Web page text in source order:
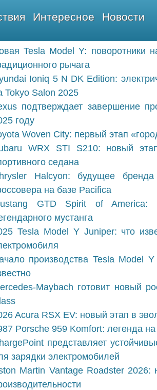
Интересное Новости
Tesla Model Y: поворотники
рычага
Ioniq 5 N DK Edition:
Tokyo Salon 2025
подтверждает завершение
году
Woven City: первый этап
WRX STI S210: новый
седана
Halcyon: будущее
на базе Pacifica
GTD Spirit of America:
мустанга
Tesla Model Y Juniper: что
производства Tesla Model
Maybach готовит новый
Acura RSX EV: новый этап в
Porsche 959 Komfort: легенда
представляет
зарядки электромобилей
Martin Vantage Roadster 2026: